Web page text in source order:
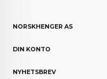
NORSKHENGER AS
DIN KONTO
NYHETSBREV